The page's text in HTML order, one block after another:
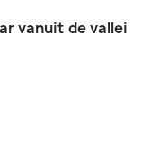
vanuit de vallei